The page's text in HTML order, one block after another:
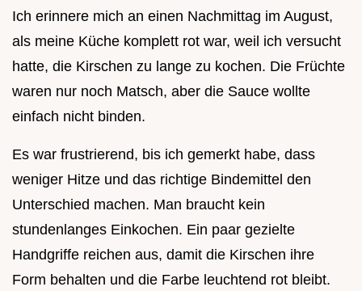
Ich erinnere mich an einen Nachmittag im August,
als meine Küche komplett rot war, weil ich versucht
hatte, die Kirschen zu lange zu kochen. Die Früchte
waren nur noch Matsch, aber die Sauce wollte
einfach nicht binden.
Es war frustrierend, bis ich gemerkt habe, dass
weniger Hitze und das richtige Bindemittel den
Unterschied machen. Man braucht kein
stundenlanges Einkochen. Ein paar gezielte
Handgriffe reichen aus, damit die Kirschen ihre
Form behalten und die Farbe leuchtend rot bleibt.